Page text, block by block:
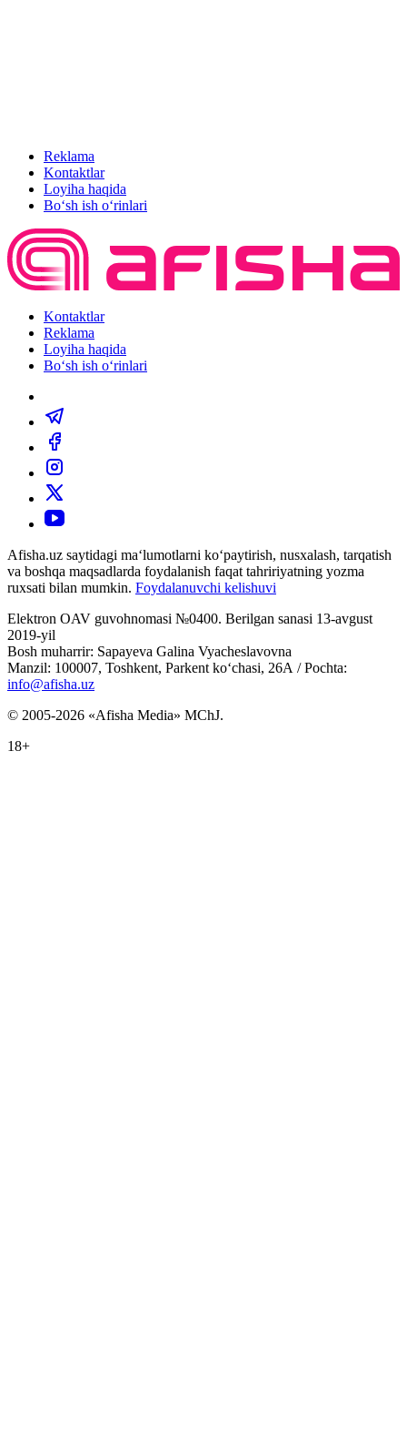
Reklama
Kontaktlar
Loyiha haqida
Bo‘sh ish o‘rinlari
Kontaktlar
Reklama
Loyiha haqida
Bo‘sh ish o‘rinlari
Afisha.uz saytidagi ma‘lumotlarni ko‘paytirish, nusxalash, tarqatish
va boshqa maqsadlarda foydalanish faqat tahririyatning yozma
ruxsati bilan mumkin. Foydalanuvchi kelishuvi
Elektron OAV guvohnomasi №0400. Berilgan sanasi 13-avgust
2019-yil
Bosh muharrir: Sapayeva Galina Vyacheslavovna
Manzil: 100007, Toshkent, Parkent ko‘chasi, 26А / Pochta:
info@afisha.uz
© 2005-2026 «Afisha Media» MChJ.
18+